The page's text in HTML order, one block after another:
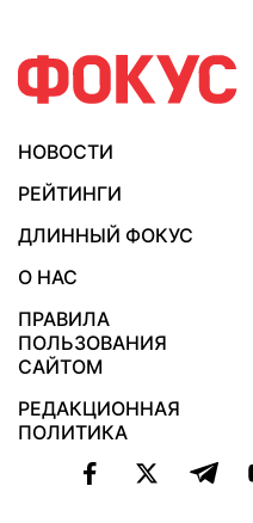
НОВОСТИ
РЕЙТИНГИ
ДЛИННЫЙ ФОКУС
О НАС
ПРАВИЛА
ПОЛЬЗОВАНИЯ
САЙТОМ
РЕДАКЦИОННАЯ
ПОЛИТИКА